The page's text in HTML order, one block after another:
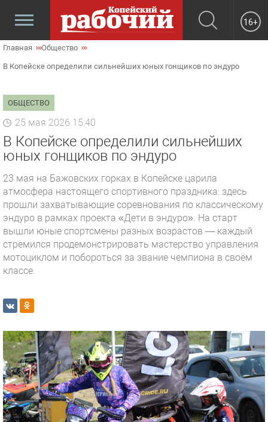
16+
Главная Общество
В Копейске определили сильнейших юных гонщиков по эндуро
ОБЩЕСТВО
25 мая 2026 15:40
В Копейске определили сильнейших
юных гонщиков по эндуро
23 мая на Бажовских горках в Копейске царила
атмосфера настоящего спортивного праздника: здесь
прошли захватывающие соревнования по классическому
эндуро в рамках проекта «Дети в эндуро». На старт
вышли юные спортсмены разных возрастов — каждый
стремился продемонстрировать мастерство управления
мотоциклом и побороться за звание чемпиона в своём
классе.